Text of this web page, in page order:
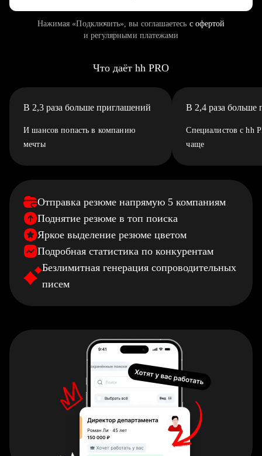
Нажимая «Подключить», вы соглашаетесь с офертой
и регулярными платежами
Что даёт hh PRO
В 2,3 раза больше приглашений
И шансов попасть в компанию
мечты
В 2,4 раза больше
Специалистов с hh
чаще
Отправка резюме напрямую 5 компаниям
Поднятие резюме в топ поиска
Яркое выделение резюме цветом
Подробная статистика по конкурентам
Безлимитная генерация сопроводительных
писем